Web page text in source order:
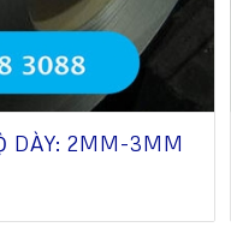
DÀY: 2MM-3MM